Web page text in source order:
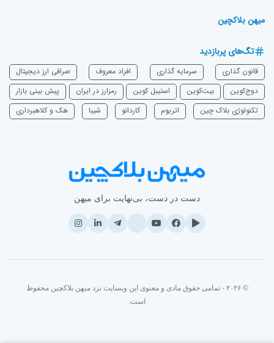
میهن بلاکچین
تگ‌های پربازدید
قانون گذاری سرمایه‌ گذاری افراد معروف
صرافی ارز دیجیتال
دوج‌کوین
بیت‌کوین استیبل کوین رمزارز در ایران
پیش بینی بازار
تکنولوژی بلاک چین
اتریوم ‌کاردانو شیبا هک و کلاهبرداری
دست در دست، بی‌نهایت برای میهن
© ۲۰۲۶ - تمامی حقوق مادی و معنوی این وبسایت نزد میهن بلاکچین محفوظ
است.